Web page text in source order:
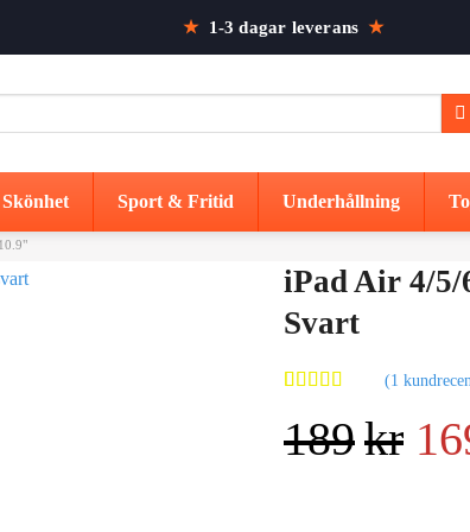
★ 1-3 dagar leverans ★
Skönhet Sport & Fritid Underhållning
iPad Air 4/5/
Svart
3.00av
5
(1
189kr